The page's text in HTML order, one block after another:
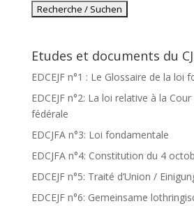
Etudes et documents du
EDCEJF n°1 : Le Glossaire de la loi
EDCEJF n°2: La loi relative à la
fédérale
EDCJFA n°3: Loi fondamentale
EDCJFA n°4: Constitution du 4
EDCEJF n°5: Traité d’Union /
EDCEJF n°6: Gemeinsame